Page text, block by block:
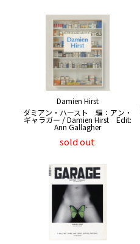
Damien Hirst
ダミアン・ハースト 編：アン・
ギャラガー / Damien Hirst Edit:
Ann Gallagher
sold out